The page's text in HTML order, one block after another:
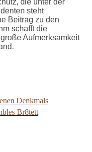
steht
Beitrag zu den
schafft die
Aufmerksamkeit
Denkmals
Br8tett